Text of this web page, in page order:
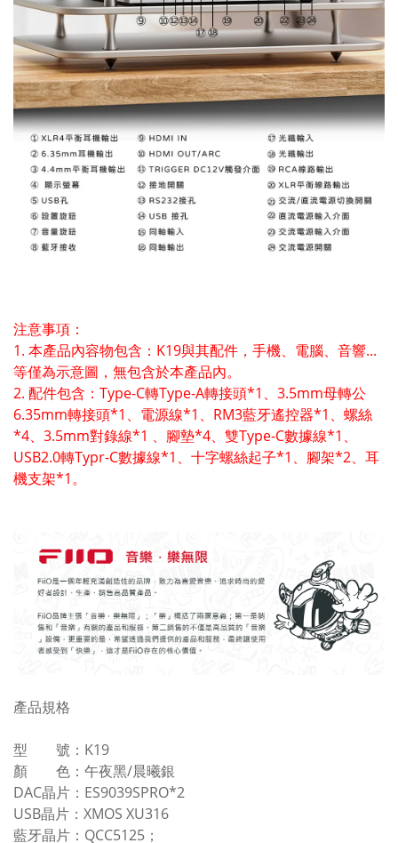
注意事項：
1. 本產品內容物包含：K19與其配件，手機、電腦、音響...
等僅為示意圖，無包含於本產品內。
2. 配件包含：Type-C轉Type-A轉接頭*1、3.5mm母轉公
6.35mm轉接頭*1、電源線*1、RM3藍牙遙控器*1、螺絲
*4、3.5mm對錄線*1 、腳墊*4、雙Type-C數據線*1、
USB2.0轉Typr-C數據線*1、十字螺絲起子*1、腳架*2、耳
機支架*1。
產品規格
型 號：K19
顏 色：午夜黑/晨曦銀
DAC晶片：ES9039SPRO*2
USB晶片：XMOS XU316
藍牙晶片：QCC5125；